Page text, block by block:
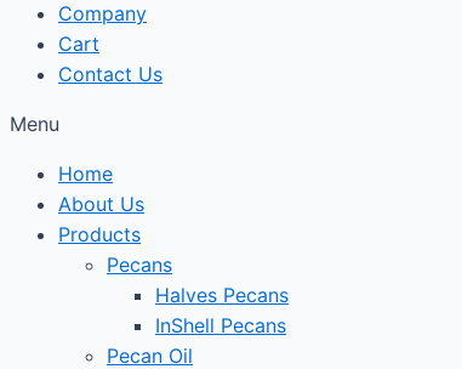
Company
Cart
Contact Us
Menu
Home
About Us
Products
Pecans
Halves Pecans
InShell Pecans
Pecan Oil